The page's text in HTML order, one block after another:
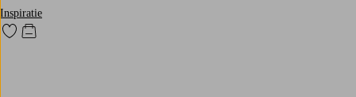
Inspiratie
Ga naar favoriet gemarkeerde producten
Go to checkout